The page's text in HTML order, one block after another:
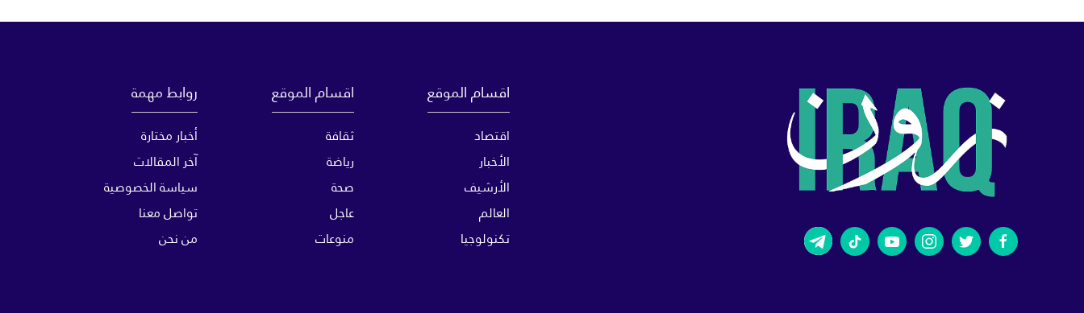
اقسام الموقع
اقتصاد
الأخبار
الأرشيف
العالم
تكنولوجيا
اقسام الموقع
ثقافة
رياضة
صحة
عاجل
منوعات
روابط مهمة
أخبار مختارة
آخر المقالات
سياسة الخصوصية
تواصل معنا
من نحن